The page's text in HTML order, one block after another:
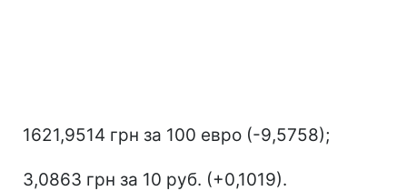
1621,9514 грн за 100 евро (-9,5758);
3,0863 грн за 10 руб. (+0,1019).